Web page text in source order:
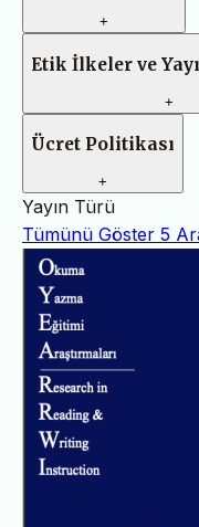
+
Etik İlkeler ve
+
Ücret Politikası
+
Yayın Türü
Tümünü Göster 5